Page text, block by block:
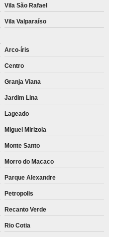
Vila São Rafael
Vila Valparaíso
Arco-íris
Centro
Granja Viana
Jardim Lina
Lageado
Miguel Mirizola
Monte Santo
Morro do Macaco
Parque Alexandre
Petropolis
Recanto Verde
Rio Cotia